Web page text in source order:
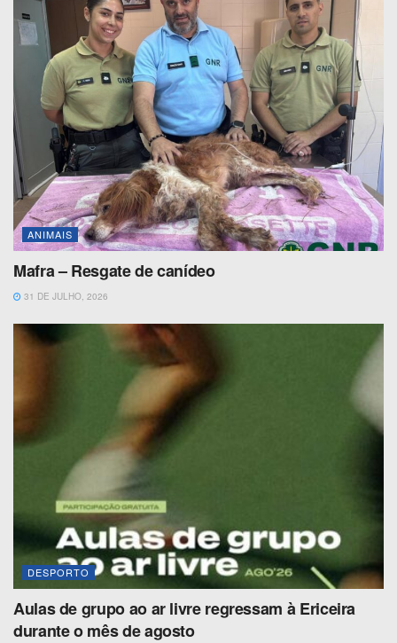
ANIMAIS
Mafra – Resgate de canídeo
31 DE JULHO, 2026
DESPORTO
Aulas de grupo ao ar livre regressam à Ericeira
durante o mês de agosto